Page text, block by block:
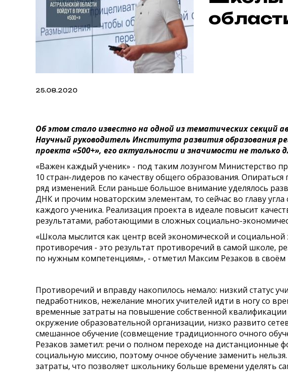
25.08.2020
Об этом стало известно на одной из тематических секций
Научный руководитель Института развития образования
проекта «500+», его актуальности и значимости не только
«Важен каждый ученик» - под таким лозунгом Министерство
10 стран-лидеров по качеству общего образования.
ряд изменений. Если раньше большое внимание уделялось
ДНК и прочим новаторским элементам, то сейчас во главу
каждого ученика. Реализация проекта в идеале повысит
результатами, работающими в сложных социально-
«Школа мыслится как центр всей экономической и
противоречия - это результат противоречий в самой школе,
по нужным компетенциям», - отметил Максим Резаков в своём
Противоречий и вправду накопилось немало: низкий статус
педработников, нежелание многих учителей идти в ногу со
временные затраты на повышение собственной
окружение образовательной организации, низко развито
смешанное обучение (совмещение традиционного очного
Резаков заметил: речи о полном переходе на
социальную миссию, поэтому очное обучение заменить
затраты, что позволяет школьнику больше времени уделять